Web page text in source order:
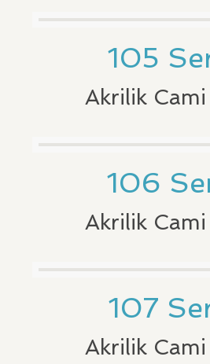
105
Akrilik Cami
106
Akrilik Cami
107
Akrilik Cami